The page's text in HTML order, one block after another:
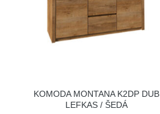
KOMODA MONTANA K2DP DUB
LEFKAS / ŠEDÁ